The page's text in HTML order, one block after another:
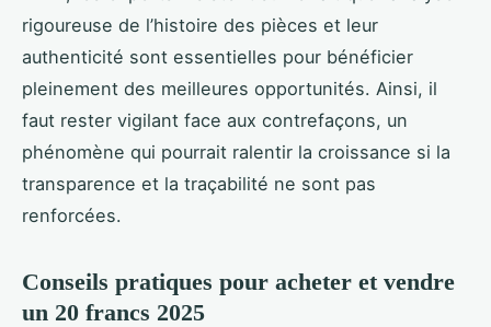
rigoureuse de l’histoire des pièces et leur
authenticité sont essentielles pour bénéficier
pleinement des meilleures opportunités. Ainsi, il
faut rester vigilant face aux contrefaçons, un
phénomène qui pourrait ralentir la croissance si la
transparence et la traçabilité ne sont pas
renforcées.
Conseils pratiques pour acheter et vendre
un 20 francs 2025